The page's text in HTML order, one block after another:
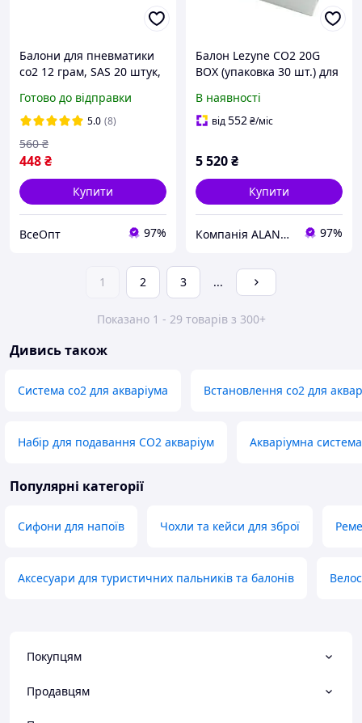
Балони для пневматики
co2 12 грам, SAS 20 штук,
пістолетів та гвинтівок
Готово до відправки
5.0 (8)
448₴
560 ₴
Купити
ВсеОпт 97%
Балон Lezyne CO2 20G
BOX (упаковка 30 шт.) для
газовий балон
В наявності
від552₴/міс
5 520₴
Купити
Компанія ALANTUR 97%
1 2 3 ...
Показано 1 - 29 товарів з 300+
Дивись також
Система co2 для акваріума Встановлення co2 для
Набір для подавання CO2 акваріум Акваріумна
Популярні категорії
Сифони для напоїв Чохли та кейси для зброї
Аксесуари для туристичних пальників та балонів
Покупцям
Продавцям